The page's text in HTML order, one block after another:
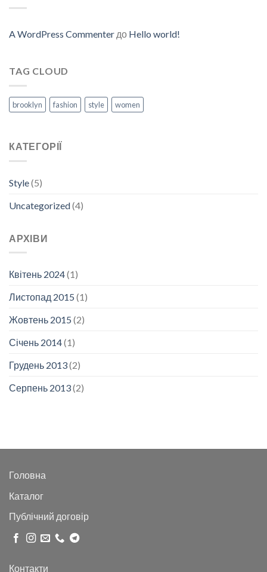
A WordPress Commenter до Hello world!
TAG CLOUD
brooklyn fashion style women
КАТЕГОРІЇ
Style(5)
Uncategorized(4)
АРХІВИ
Квітень 2024(1)
Листопад 2015 (1)
Жовтень 2015 (2)
Січень 2014(1)
Грудень 2013(2)
Серпень 2013(2)
Головна
Каталог
Публічний договір
Контакти